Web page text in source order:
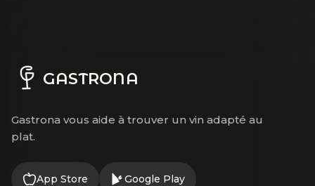
GASTRONA
Gastrona vous aide à trouver un vin adapté au
plat.
App Store Google Play